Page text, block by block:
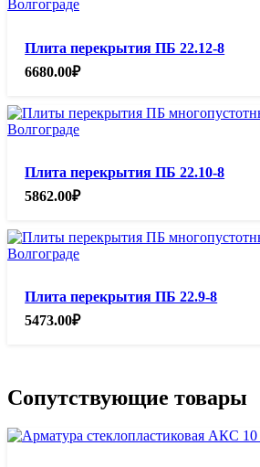
Плита перекрытия ПБ 22.12-8
6680.00₽
Плита перекрытия ПБ 22.10-8
5862.00₽
Плита перекрытия ПБ 22.9-8
5473.00₽
Сопутствующие товары